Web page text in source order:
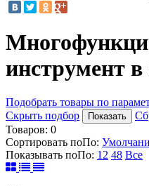
инструмент в
Подобрать товары по
Скрыть подбор
Показать
Товаров: 0
Сортировать поПо:
Показывать поПо: 12 48 Все